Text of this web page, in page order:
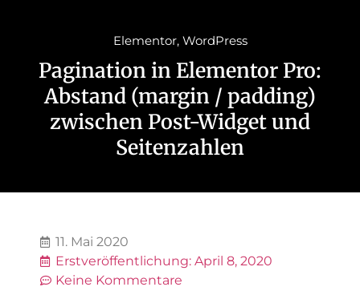
Elementor, WordPress
Pagination in Elementor Pro:
Abstand (margin / padding)
zwischen Post-Widget und
Seitenzahlen
11. Mai 2020
Erstveröffentlichung: April 8, 2020
Keine Kommentare